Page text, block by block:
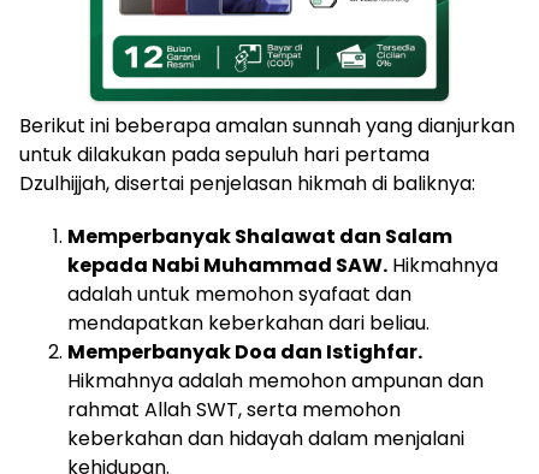
Berikut ini beberapa amalan sunnah yang dianjurkan
untuk dilakukan pada sepuluh hari pertama
Dzulhijjah, disertai penjelasan hikmah di baliknya:
Memperbanyak Shalawat dan Salam
kepada Nabi Muhammad SAW. Hikmahnya
adalah untuk memohon syafaat dan
mendapatkan keberkahan dari beliau.
Memperbanyak Doa dan Istighfar.
Hikmahnya adalah memohon ampunan dan
rahmat Allah SWT, serta memohon
keberkahan dan hidayah dalam menjalani
kehidupan.